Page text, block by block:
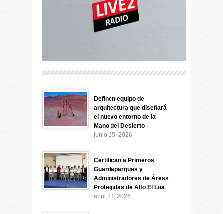
Definen equipo de
arquitectura que diseñará
el nuevo entorno de la
Mano del Desierto
junio 25, 2026
Certifican a Primeros
Guardaparques y
Administradores de Áreas
Protegidas de Alto El Loa
abril 23, 2026